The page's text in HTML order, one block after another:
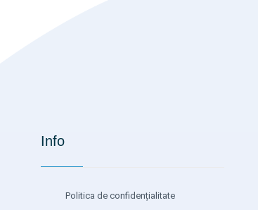
Info
Politica de confidențialitate